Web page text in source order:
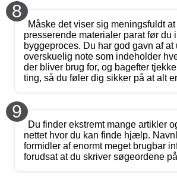
8
Måske det viser sig meningsfuldt
presserende materialer parat før du
byggeproces. Du har god gavn af
overskuelig note som indeholder
der bliver brug for, og bagefter
ting, så du føler dig sikker på at alt
9
Du finder ekstremt mange artikler
nettet hvor du kan finde hjælp.
formidler af enormt meget brugbar
forudsat at du skriver søgeordene